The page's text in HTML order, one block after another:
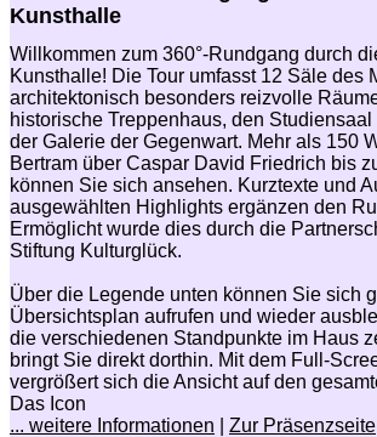
Kunsthalle
Willkommen zum 360°-Rundgang durch
Kunsthalle! Die Tour umfasst 12 Säle des
architektonisch besonders reizvolle
historische Treppenhaus, den
der Galerie der Gegenwart. Mehr als 150
Bertram über Caspar David Friedrich bis
können Sie sich ansehen. Kurztexte und
ausgewählten Highlights ergänzen den
Ermöglicht wurde dies durch die
Stiftung Kulturglück.
Über die Legende unten können Sie sich
Übersichtsplan aufrufen und wieder
die verschiedenen Standpunkte im Haus
bringt Sie direkt dorthin. Mit dem Full-
vergrößert sich die Ansicht auf den
Das Icon
... weitere Informationen
Zur Präsenzseite